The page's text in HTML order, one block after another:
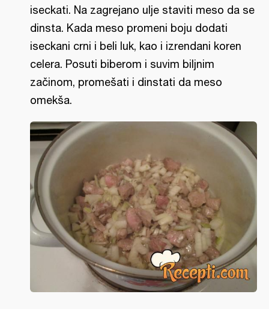
iseckati. Na zagrejano ulje staviti meso da se
dinsta. Kada meso promeni boju dodati
iseckani crni i beli luk, kao i izrendani koren
celera. Posuti biberom i suvim biljnim
začinom, promešati i dinstati da meso
omekša.